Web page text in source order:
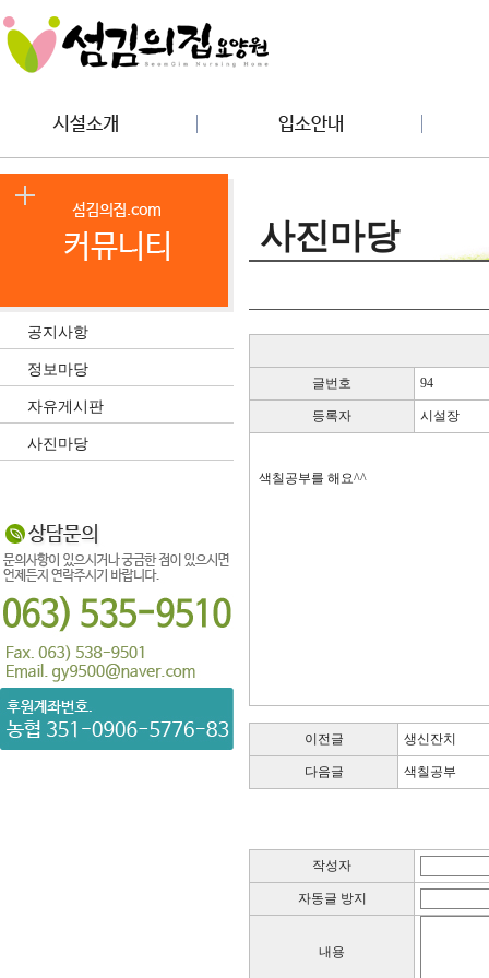
공지사항
정보마당
자유게시판
사진마당
사진마당
글번호 94
등록자 시설장
색칠공부를 해요^^
이전글 생신잔치
다음글 색칠공부
작성자
자동글 방지
내용